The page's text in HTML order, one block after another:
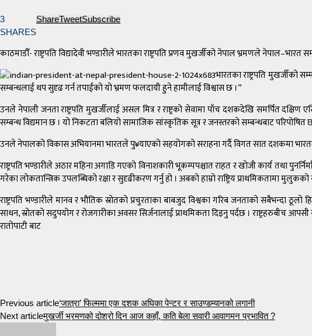
3
SHARES
ShareTweetSubscribe
काठमाडौँ- राष्ट्रपति विद्यादेवी भण्डारीले भारतका राष्ट्रपति प्रणव मुखर्जीको नेपाल भ्रमणले
भारतका राष्ट्रपति मुखर्जीको
सम्बन्धलाई थप सुदृढ गर्न तपाईंको यो भ्रमण फलदायी हुने हामीलाई विश्वास छ ।”
उनले नेपाली जनता राष्ट्रपति मुखर्जीलाई असल मित्र र राष्ट्रको सेवामा पाँच दशकदेखि समर्पित
सम्बन्ध विद्यमान छ । यो निकटता बलियो सामाजिक सांस्कृतिक सूत्र र जनस्तरको सम्बन्धबाट परिपोषित
उनले नेपालको विकास अभियानमा भारतले पु¥याएको सहयोगको सराहना गर्दै विगत सात दशकमा भारतले
राष्ट्रपति भण्डारीले अठार महिना अगाडि गएको विनाशकारी भूकम्पपश्चात राहत र खोजी कार्य तथा
गरेका लोकतान्त्रिक उपलब्धिको रक्षा र सुदृढीकरण गर्नु हो । अबको हाम्रो राष्ट्रिय प्राथमिकतामा
राष्ट्रपति भण्डारीले मानव र भौतिक स्रोतको प्रचुरताका बाबजुद विश्वका गरिब जनताको सबैभन्दा
साधन, स्रोतको सदुपयोग र रोजगारीका अवसर सिर्जनालाई प्राथमिकता दिइनु पर्दछ । राष्ट्रहरुबीच
रातोपाटी बाट
Previous article‘जात्रा’ फिल्ममा एक दशक अघिका पेन्टर र साउण्डम्यानको लगानी
Next articleमुखर्जी भ्रमणको दोश्रो दिन आज कहाँ, कति बेला सवारी आवागमन प्रभावित ?